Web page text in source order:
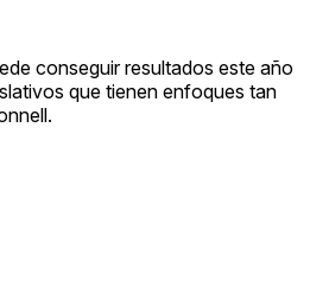
conseguir resultados este año
que tienen enfoques tan